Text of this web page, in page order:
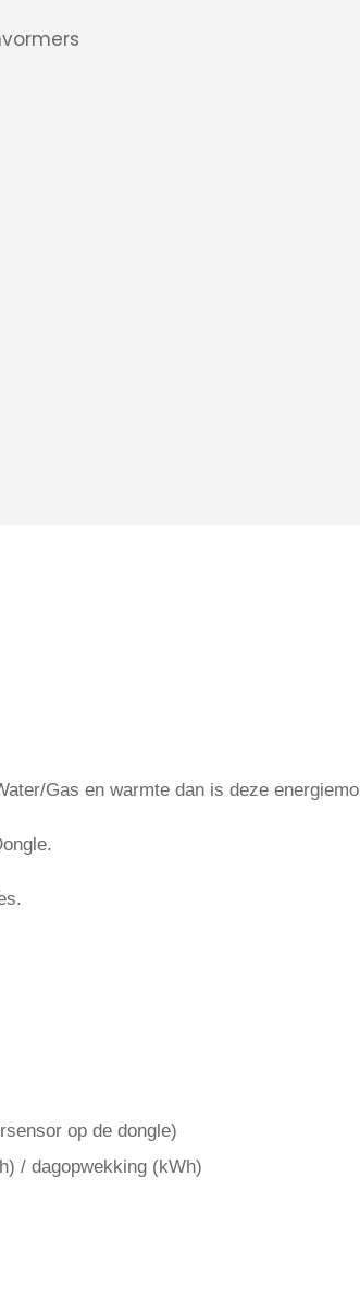
Gas en warmte dan is deze
op de dongle)
/ dagopwekking (kWh)